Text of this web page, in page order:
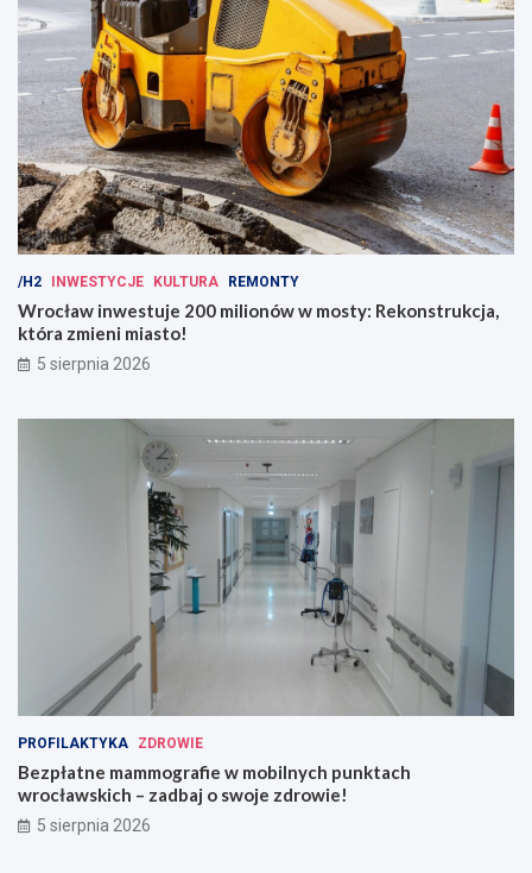
/H2 INWESTYCJE KULTURA REMONTY
Wrocław inwestuje 200 milionów w mosty: Rekonstrukcja,
która zmieni miasto!
5 sierpnia 2026
PROFILAKTYKA ZDROWIE
Bezpłatne mammografie w mobilnych punktach
wrocławskich – zadbaj o swoje zdrowie!
5 sierpnia 2026